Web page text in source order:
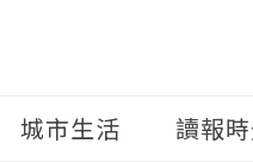
城市生活 讀報